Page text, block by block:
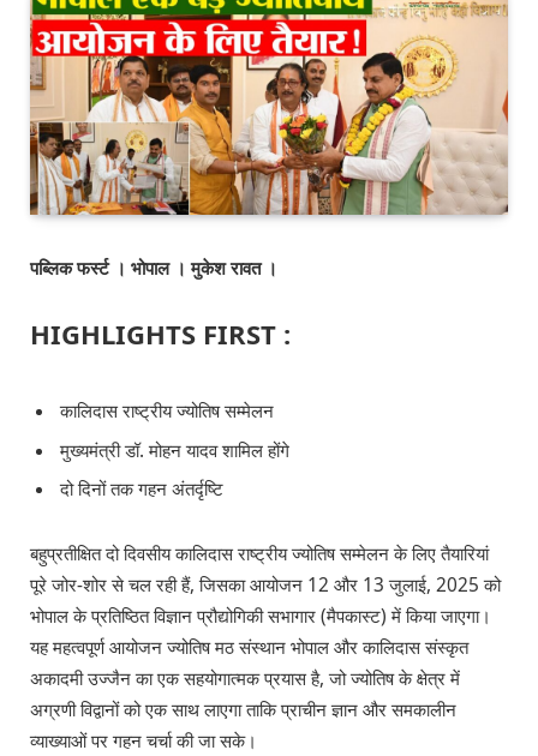
पब्लिक फर्स्ट । भोपाल । मुकेश रावत ।
HIGHLIGHTS FIRST :
कालिदास राष्ट्रीय ज्योतिष सम्मेलन
मुख्यमंत्री डॉ. मोहन यादव शामिल होंगे
⁠दो दिनों तक गहन अंतर्दृष्टि
बहुप्रतीक्षित दो दिवसीय कालिदास राष्ट्रीय ज्योतिष सम्मेलन के लिए तैयारियां
पूरे जोर-शोर से चल रही हैं, जिसका आयोजन 12 और 13 जुलाई, 2025 को
भोपाल के प्रतिष्ठित विज्ञान प्रौद्योगिकी सभागार (मैपकास्ट) में किया जाएगा।
यह महत्वपूर्ण आयोजन ज्योतिष मठ संस्थान भोपाल और कालिदास संस्कृत
अकादमी उज्जैन का एक सहयोगात्मक प्रयास है, जो ज्योतिष के क्षेत्र में
अग्रणी विद्वानों को एक साथ लाएगा ताकि प्राचीन ज्ञान और समकालीन
व्याख्याओं पर गहन चर्चा की जा सके।